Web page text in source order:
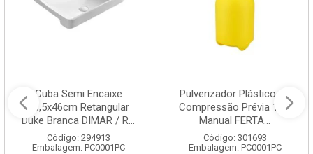
Cuba Semi Encaixe
58,5x46cm Retangular
Duke Branca DIMAR / R...
Código: 294913
Embalagem: PC0001PC
Pulverizador Plástico de
Compressão Prévia 1,5L
Manual FERTA...
Código: 301693
Embalagem: PC0001PC